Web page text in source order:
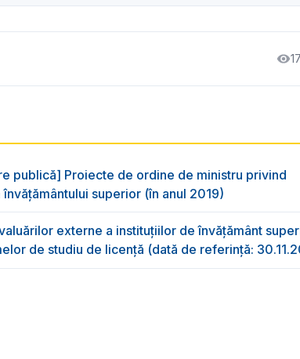
publică] Proiecte de ordine de ministru privind
superior (în anul 2019)
externe a instituțiilor de învățământ
de studiu de licență (dată de referință: